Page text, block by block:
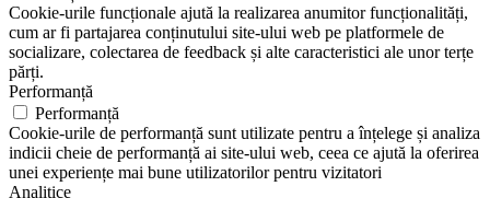
Cookie-urile funcționale ajută la realizarea anumitor funcționalități,
cum ar fi partajarea conținutului site-ului web pe platformele de
socializare, colectarea de feedback și alte caracteristici ale unor terțe
părți.
Performanță
Performanță
Cookie-urile de performanță sunt utilizate pentru a înțelege și analiza
indicii cheie de performanță ai site-ului web, ceea ce ajută la oferirea
unei experiențe mai bune utilizatorilor pentru vizitatori
Analitice